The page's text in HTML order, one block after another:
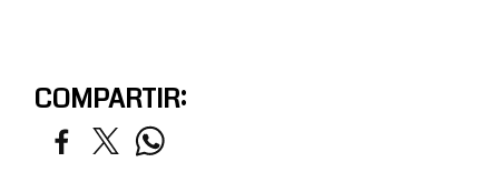
COMPARTIR: